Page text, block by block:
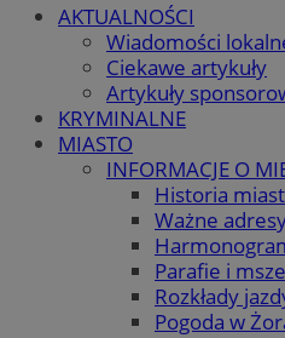
AKTUALNOŚCI
Wiadomości
Ciekawe artykuły
Artykuły
KRYMINALNE
MIASTO
INFORMACJE O
Historia
Ważne
Parafie i
Rozkłady
Pogoda w